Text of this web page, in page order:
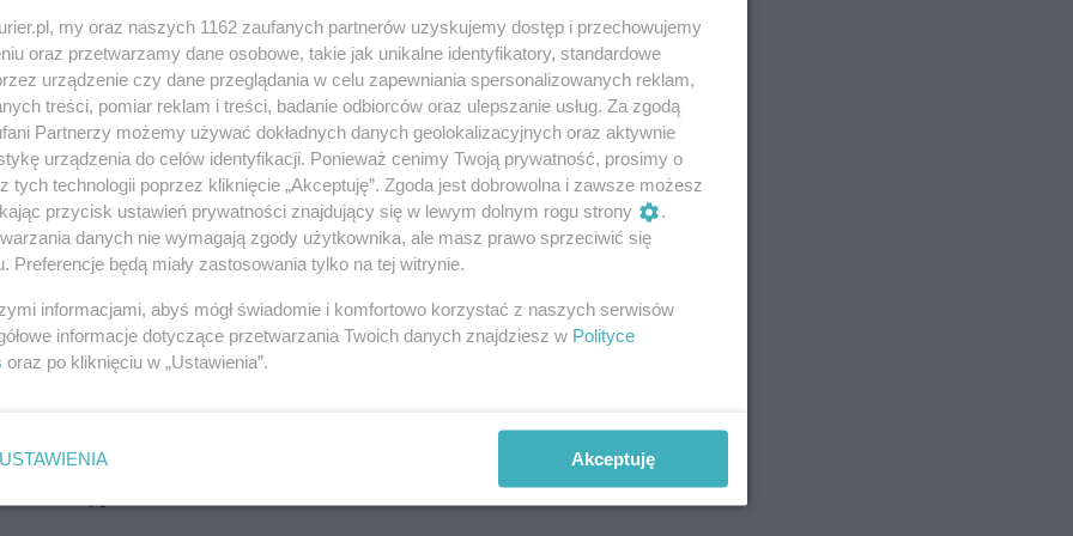
trębacz Filharmonii Krakowskiej Stanisław
Jazzu i Perkusji na krakowskiej akademii
Sanktuarium Najświętszej Rodziny
kameralna nie rozbrzmiewała, jak ma to na
rozchodziła się gra na trąbce i kotłach z
utwory mistrzów doby baroku takich jak:
Telemann, Henry Purcell, Marc Antoine
Pavel Josef Vejvanovský, Georg Friedrich
nagrodzili ich gromkimi brawami.
festiwalu. Był to koncert galowy uczestników XVI
przez jej niestrudzonego
Młodzi muzycy m.in. z Inowrocławia, Woli
Zdroju zaprezentowali utwory muzyczne, od
publiczność.
my oraz naszych 1162 zaufanych partnerów uzyskujemy dostęp i przechowujemy
oraz przetwarzamy dane osobowe, takie jak unikalne identyfikatory, standardowe
urządzenie czy dane przeglądania w celu zapewniania spersonalizowanych reklam,
treści, pomiar reklam i treści, badanie odbiorców oraz ulepszanie usług. Za zgodą
Partnerzy możemy używać dokładnych danych geolokalizacyjnych oraz aktywnie
urządzenia do celów identyfikacji. Ponieważ cenimy Twoją prywatność, prosimy o
tych technologii poprzez kliknięcie „Akceptuję”. Zgoda jest dobrowolna i zawsze możesz
przycisk ustawień prywatności znajdujący się w lewym dolnym rogu strony
.
danych nie wymagają zgody użytkownika, ale masz prawo sprzeciwić się
Preferencje będą miały zastosowania tylko na tej witrynie.
informacjami, abyś mógł świadomie i komfortowo korzystać z naszych serwisów
informacje dotyczące przetwarzania Twoich danych znajdziesz w Polityce
oraz po kliknięciu w „Ustawienia”.
USTAWIENIA Akceptuję